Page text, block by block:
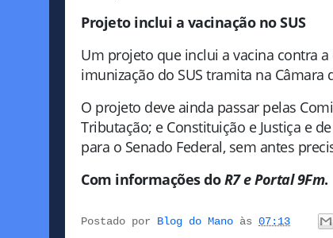
Projeto inclui a vacinação no SUS
Um projeto que inclui a vacina contra
imunização do SUS tramita na
O projeto deve ainda passar pelas
Tributação; e Constituição e Justiça e
para o Senado Federal, sem antes
Com informações doR7 e Portal 9Fm.
Postado por Blog do Mano às 07:13